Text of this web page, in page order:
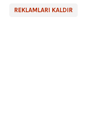
REKLAMLARI KALDIR